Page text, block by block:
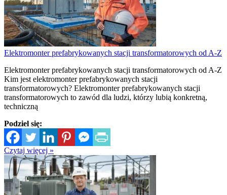
Elektromonter prefabrykowanych stacji transformatorowych od A-Z
Elektromonter prefabrykowanych stacji transformatorowych od A-Z
Kim jest elektromonter prefabrykowanych stacji
transformatorowych? Elektromonter prefabrykowanych stacji
transformatorowych to zawód dla ludzi, którzy lubią konkretną,
techniczną
Podziel się:
Czytaj więcej »